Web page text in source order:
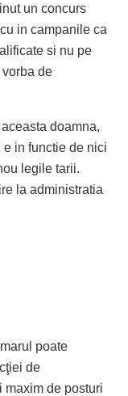
un concurs
in campanile ca
si nu pe
de
doamna,
in functie de nici
legile tarii.
la administratia
poate
de
maxim de posturi